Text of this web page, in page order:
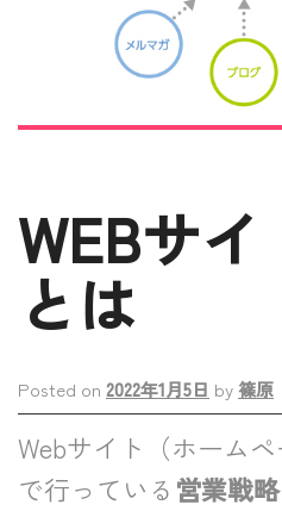
WEBサ
とは
Posted on 2022年1月5日 by篠原
Webサイト（ホーム
で行っている 営業戦